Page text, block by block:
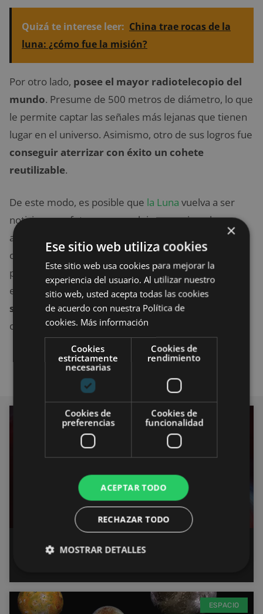
Quizá te interese leer: China trae rocas de la
luna: ¿cómo fue la misión?
Por otro lado, posee el mayor radiotelecopio del
mundo. Presume de 500 metros de diámetro, lo que
le permite captar las señales más lejanas que tienen
lugar en el universo. Asimismo, otro de sus logros fue
conseguir aterrizar con éxito un cohete
reutilizable.
De este modo, es posible que la Luna vuelva a ser
noticia en un futuro no muy lejano gracias a los
avances de China, que quiere facilitar cualquier
contacto que pueda tener lugar entre nuestro
planeta y su único satélite natural. Quizá, gracias a
esta creación,el viaje del siglo XX quede en una
simple anécdotay normalicemos salir de la Tierra
como si de cualquier otra escapada se tratase.
Qué es un agujero negro, cómo se
ESPACIO
×
Ese sitio web utiliza cookies
Este sitio web usa cookies para mejorar la
experiencia del usuario. Al utilizar nuestro
sitio web, usted acepta todas las cookies
de acuerdo con nuestra Política de
cookies. Más información
Cookies
estrictamente
necesarias
Cookies de
rendimiento
Cookies de
preferencias
Cookies de
funcionalidad
ACEPTAR TODO
RECHAZAR TODO
MOSTRAR DETALLES